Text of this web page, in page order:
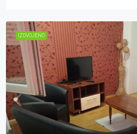
IZDVOJENO